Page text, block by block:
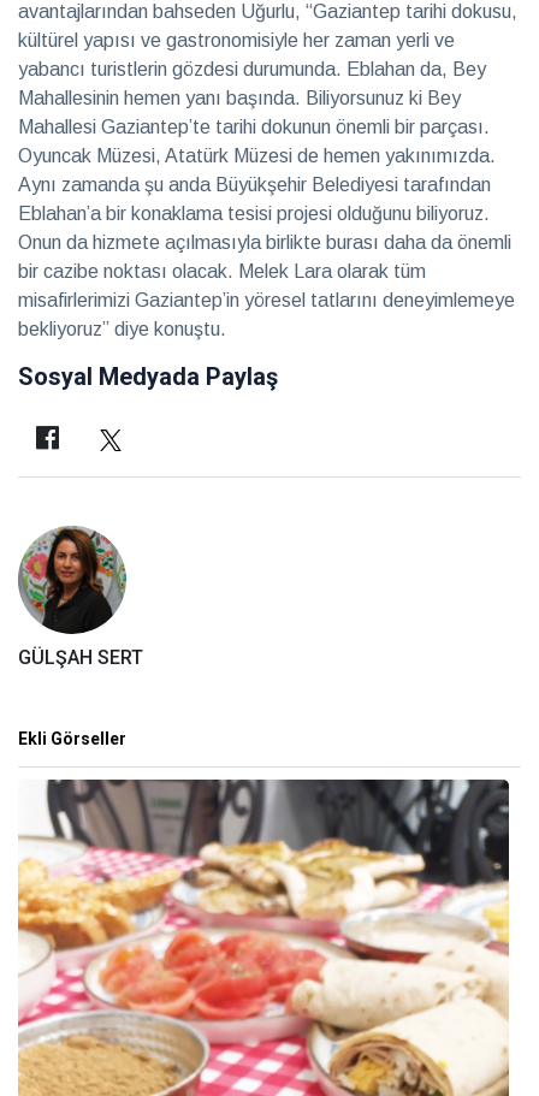
avantajlarından bahseden Uğurlu, “Gaziantep tarihi dokusu,
kültürel yapısı ve gastronomisiyle her zaman yerli ve
yabancı turistlerin gözdesi durumunda. Eblahan da, Bey
Mahallesinin hemen yanı başında. Biliyorsunuz ki Bey
Mahallesi Gaziantep’te tarihi dokunun önemli bir parçası.
Oyuncak Müzesi, Atatürk Müzesi de hemen yakınımızda.
Aynı zamanda şu anda Büyükşehir Belediyesi tarafından
Eblahan’a bir konaklama tesisi projesi olduğunu biliyoruz.
Onun da hizmete açılmasıyla birlikte burası daha da önemli
bir cazibe noktası olacak. Melek Lara olarak tüm
misafirlerimizi Gaziantep’in yöresel tatlarını deneyimlemeye
bekliyoruz” diye konuştu.
Sosyal Medyada Paylaş
GÜLŞAH SERT
Ekli Görseller